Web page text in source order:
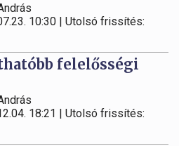
10:30 | Utolsó frissítés:
felelősségi
18:21 | Utolsó frissítés: